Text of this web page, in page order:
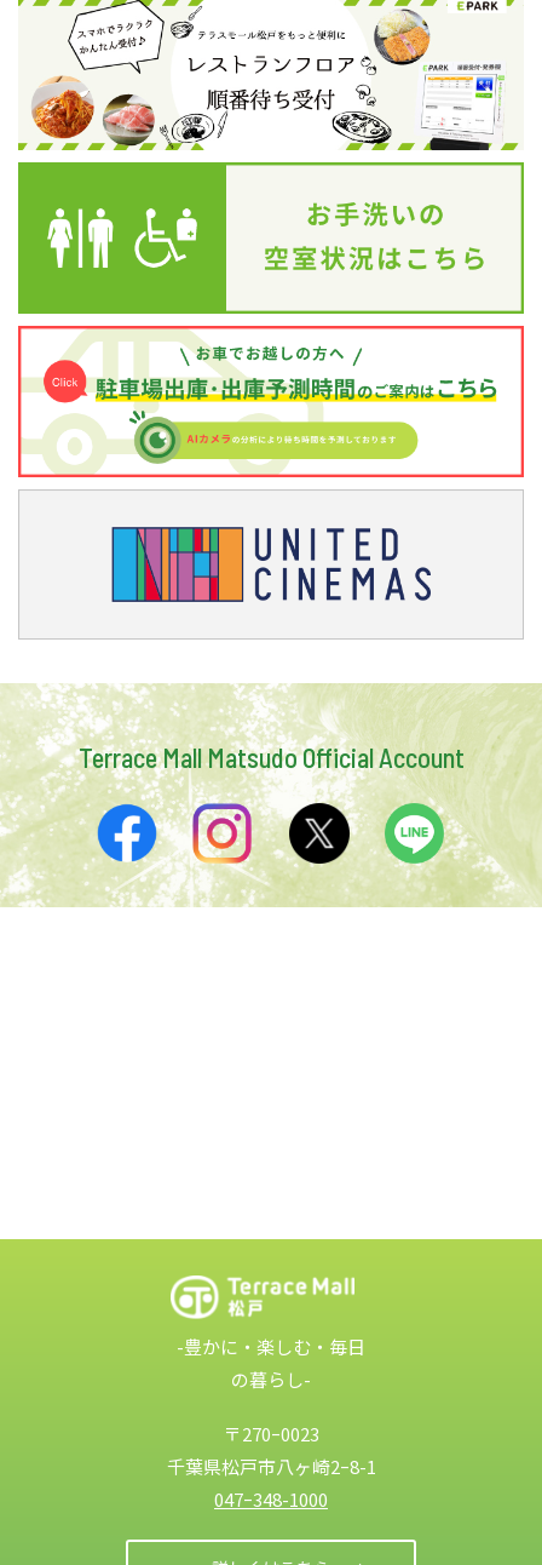
Terrace Mall Matsudo Official Account
-豊かに・楽しむ・毎日
の暮らし-
〒270ｰ0023
千葉県松戸市八ヶ崎2ｰ8-1
047ｰ348-1000